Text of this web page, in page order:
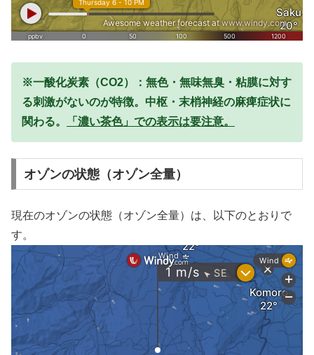
※一酸化炭素（CO2）：無色・無味無臭・粘膜に対す
る刺激がないのが特徴。中枢・末梢神経の麻痺症状に
関わる。
「濃い茶色」での表示は要注意。
オゾンの状態（オゾン全量）
現在のオゾンの状態（オゾン全量）は、以下のとおりで
す。